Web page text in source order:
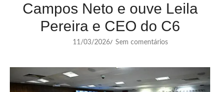
Campos Neto e ouve Leila
Pereira e CEO do C6
11/03/2026/ Sem comentários